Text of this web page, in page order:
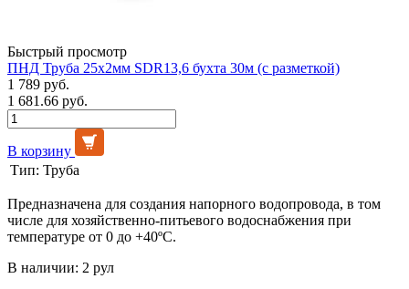
Быстрый просмотр
ПНД Труба 25х2мм SDR13,6 бухта 30м (с разметкой)
1 789 руб.
1 681.66 руб.
В корзину
Тип: Труба
Предназначена для создания напорного водопровода, в том
числе для хозяйственно-питьевого водоснабжения при
температуре от 0 до +40ºС.
В наличии: 2 рул